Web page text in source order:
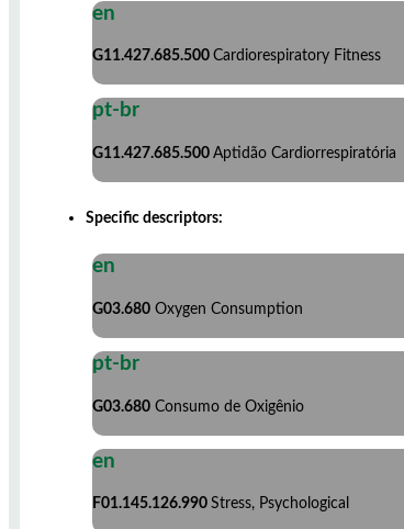
en
G11.427.685.500 Cardiorespiratory Fitness
pt-br
G11.427.685.500 Aptidão Cardiorrespiratória
Specific descriptors:
en
G03.680 Oxygen Consumption
pt-br
G03.680 Consumo de Oxigênio
en
F01.145.126.990 Stress, Psychological